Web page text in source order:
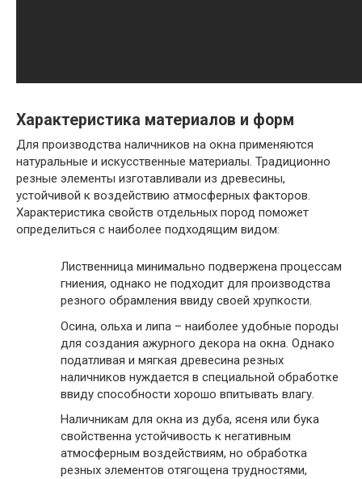
Характеристика материалов и форм
Для производства наличников на окна применяются
натуральные и искусственные материалы. Традиционно
резные элементы изготавливали из древесины,
устойчивой к воздействию атмосферных факторов.
Характеристика свойств отдельных пород поможет
определиться с наиболее подходящим видом:
Лиственница минимально подвержена процессам
гниения, однако не подходит для производства
резного обрамления ввиду своей хрупкости.
Осина, ольха и липа – наиболее удобные породы
для создания ажурного декора на окна. Однако
податливая и мягкая древесина резных
наличников нуждается в специальной обработке
ввиду способности хорошо впитывать влагу.
Наличникам для окна из дуба, ясеня или бука
свойственна устойчивость к негативным
атмосферным воздействиям, но обработка
резных элементов отягощена трудностями,